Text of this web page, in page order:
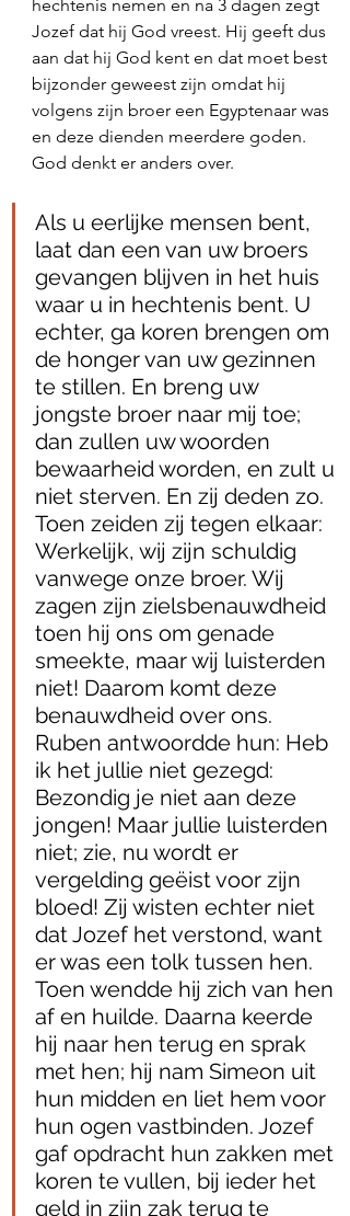
hechtenis nemen en na 3 dagen zegt
Jozef dat hij God vreest. Hij geeft dus
aan dat hij God kent en dat moet best
bijzonder geweest zijn omdat hij
volgens zijn broer een Egyptenaar was
en deze dienden meerdere goden.
God denkt er anders over.
Als u eerlijke mensen bent,
laat dan een van uw broers
gevangen blijven in het huis
waar u in hechtenis bent. U
echter, ga koren brengen om
de honger van uw gezinnen
te stillen. En breng uw
jongste broer naar mij toe;
dan zullen uw woorden
bewaarheid worden, en zult u
niet sterven. En zij deden zo.
Toen zeiden zij tegen elkaar:
Werkelijk, wij zijn schuldig
vanwege onze broer. Wij
zagen zijn zielsbenauwdheid
toen hij ons om genade
smeekte, maar wij luisterden
niet! Daarom komt deze
benauwdheid over ons.
Ruben antwoordde hun: Heb
ik het jullie niet gezegd:
Bezondig je niet aan deze
jongen! Maar jullie luisterden
niet; zie, nu wordt er
vergelding geëist voor zijn
bloed! Zij wisten echter niet
dat Jozef het verstond, want
er was een tolk tussen hen.
Toen wendde hij zich van hen
af en huilde. Daarna keerde
hij naar hen terug en sprak
met hen; hij nam Simeon uit
hun midden en liet hem voor
hun ogen vastbinden. Jozef
gaf opdracht hun zakken met
koren te vullen, bij ieder het
geld in zijn zak terug te